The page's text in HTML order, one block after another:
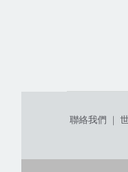
聯絡我們 ｜